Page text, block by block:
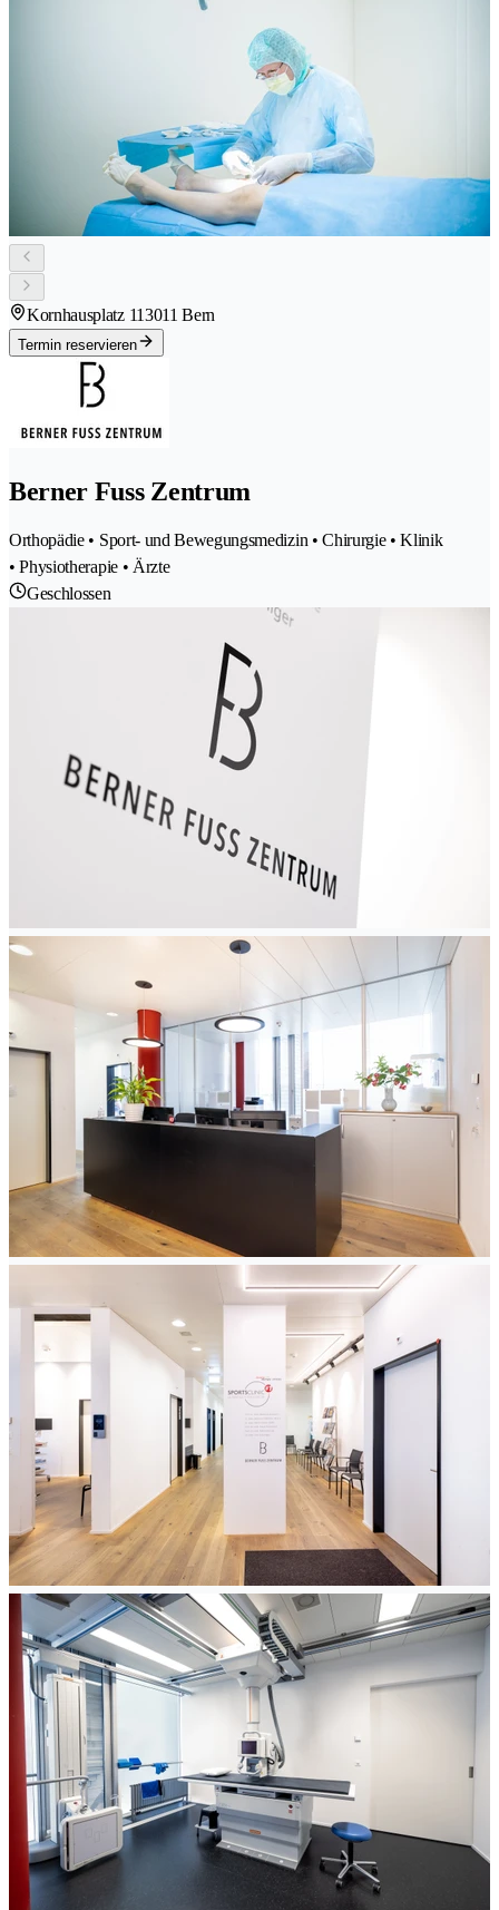
Kornhausplatz 113011 Bern
Termin reservieren
Berner Fuss Zentrum
Orthopädie • Sport- und Bewegungsmedizin • Chirurgie • Klinik
• Physiotherapie • Ärzte
Geschlossen